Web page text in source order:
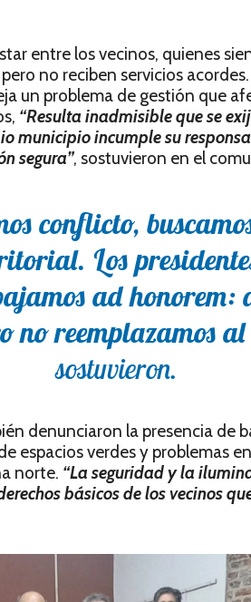
entre los vecinos, quienes
no reciben servicios
un problema de gestión que
“Resulta inadmisible que se
municipio incumple su
segura”, sostuvieron en el
conflicto,
Los
ad honorem:
no reemplazamos
sostuvieron.
denunciaron la presencia de
espacios verdes y problemas
norte. “La seguridad y la
básicos de los vecinos